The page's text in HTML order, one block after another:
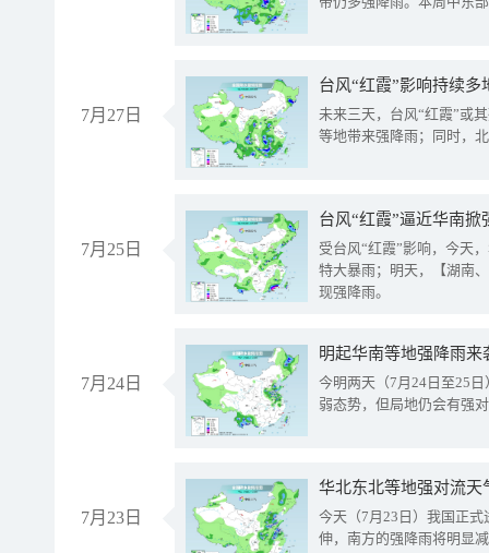
7月27日
台风“红霞”影响持续
未来三天，台风“红霞”或
等地带来强降雨；同时，
7月25日
台风“红霞”逼近华南
受台风“红霞”影响，今天
特大暴雨；明天，【湖南
现强降雨。
7月24日
明起华南等地强降雨
今明两天（7月24日至25
弱态势，但局地仍会有强
7月23日
华北东北等地强对流天
今天（7月23日）我国正
伸，南方的强降雨将明显